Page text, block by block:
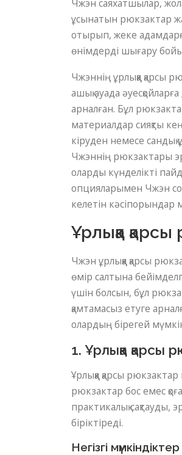
Чжэн саяхатшылар,
ұсынатын рюкзактар
отырып, жеке
өнімдерді шығару
Чжэннің ұрлыққа қарсы
ашық ауада
арналған. Бұл
материалдар сияқты
кіруден немесе сандық
Чжэннің рюкзактары
оларды күнделікті
опцияларымен Чжэн
келетін
Ұрлыққа
Чжэн ұрлыққа қарсы
өмір салтына
үшін болсын, бұл
қамтамасыз етуге
олардың бірегей
1. Ұрлыққа қарсы
Ұрлыққа қарсы
рюкзактар ​​бос емес
практикалық сақтауды,
біріктіреді.
Негізгі мүмкіндіктер